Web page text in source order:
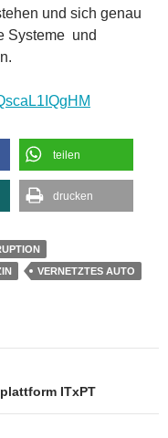
und sich genau
Systeme und
teilen
drucken
VERNETZTES AUTO
ITxPT